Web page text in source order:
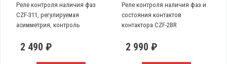
Реле контроля наличия фаз
CZF-311, регулируемая
асимметрия, контроль
напряжения
2 490 ₽
Реле контроля наличия фаз и
состояния контактов
контактора CZF-2BR
2 990 ₽